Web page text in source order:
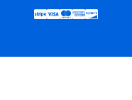
Stripe
Visa